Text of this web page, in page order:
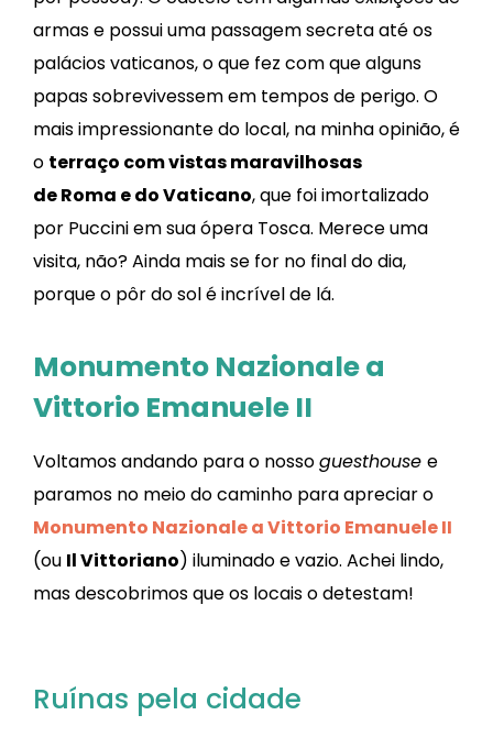
armas e possui uma passagem secreta até os
palácios vaticanos, o que fez com que alguns
papas sobrevivessem em tempos de perigo. O
mais impressionante do local, na minha opinião, é
o terraço com vistas maravilhosas
de Roma e do Vaticano, que foi imortalizado
por Puccini em sua ópera Tosca. Merece uma
visita, não? Ainda mais se for no final do dia,
porque o pôr do sol é incrível de lá.
Monumento Nazionale a
Vittorio Emanuele II
Voltamos andando para o nossoguesthouse e
paramos no meio do caminho para apreciar o
Monumento Nazionale a Vittorio Emanuele II
(ou Il Vittoriano) iluminado e vazio. Achei lindo,
mas descobrimos que os locais o detestam!
Ruínas pela cidade